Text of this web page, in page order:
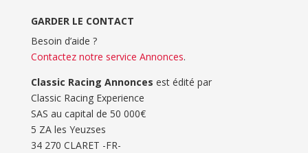
GARDER LE CONTACT
Besoin d’aide ?
Contactez notre service Annonces.
Classic Racing Annonces est édité par
Classic Racing Experience
SAS au capital de 50 000€
5 ZA les Yeuzses
34 270 CLARET -FR-